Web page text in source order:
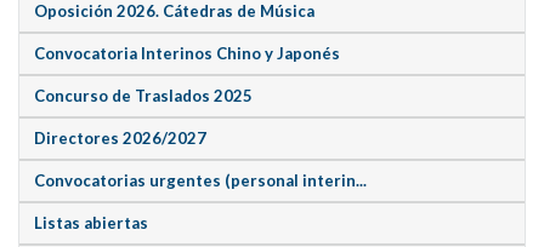
Oposición 2026. Cátedras de Música
Convocatoria Interinos Chino y Japonés
Concurso de Traslados 2025
Directores 2026/2027
Convocatorias urgentes (personal interin...
Listas abiertas